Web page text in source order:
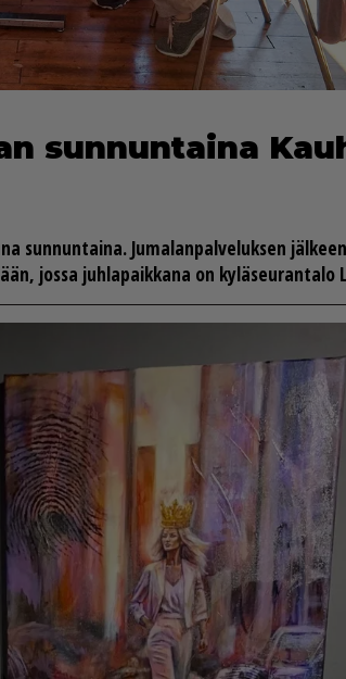
sun­nun­tai­na
sun­nun­tai­na. Ju­ma­lan­pal­ve­luk­sen
jos­sa juh­la­paik­ka­na on ky­lä­seu­ran­ta­lo